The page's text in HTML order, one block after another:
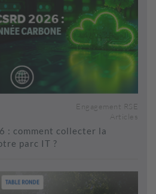
Engagement RSE
Articles
: comment collecter la
parc IT ?